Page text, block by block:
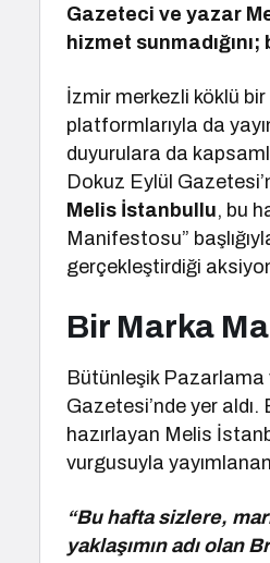
Gazeteci ve yazar
hizmet
İzmir merkezli köklü bir
platformlarıyla da
duyurulara da
Dokuz Eylül
Melis İstanbullu, bu
Manifestosu”
gerçekleştirdiği
Bir Marka
Bütünleşik Pazarlama
Gazetesi’nde yer
hazırlayan Melis
vurgusuyla
“Bu hafta sizlere,
yaklaşımın adı olan